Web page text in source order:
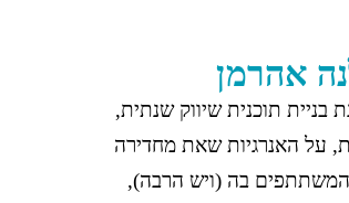
אהרמן
תוכנית שיווק שנתית,
על האנרגיות שאת מחדירה
בה (ויש הרבה),